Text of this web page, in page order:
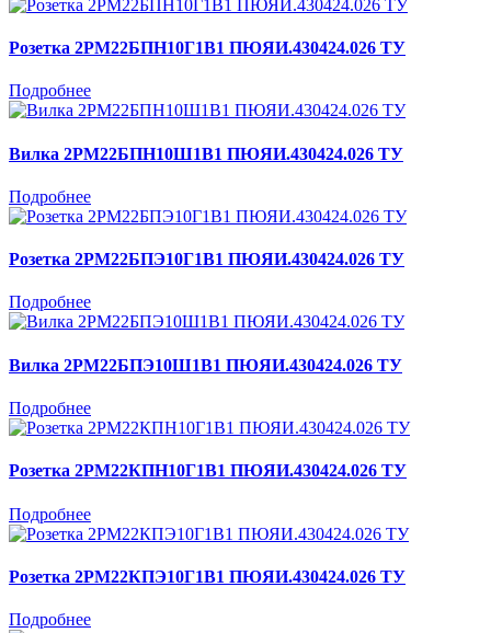
Розетка 2РМ22БПН10Г1В1 ПЮЯИ.430424.026 ТУ
Подробнее
Вилка 2РМ22БПН10Ш1В1 ПЮЯИ.430424.026 ТУ
Подробнее
Розетка 2РМ22БПЭ10Г1В1 ПЮЯИ.430424.026 ТУ
Подробнее
Вилка 2РМ22БПЭ10Ш1В1 ПЮЯИ.430424.026 ТУ
Подробнее
Розетка 2РМ22КПН10Г1В1 ПЮЯИ.430424.026 ТУ
Подробнее
Розетка 2РМ22КПЭ10Г1В1 ПЮЯИ.430424.026 ТУ
Подробнее